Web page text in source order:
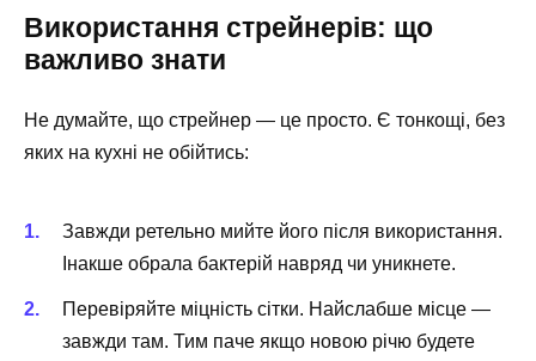
Використання стрейнерів: що
важливо знати
Не думайте, що стрейнер — це просто. Є тонкощі, без
яких на кухні не обійтись:
Завжди ретельно мийте його після використання.
Інакше обрала бактерій навряд чи уникнете.
Перевіряйте міцність сітки. Найслабше місце —
завжди там. Тим паче якщо новою річю будете